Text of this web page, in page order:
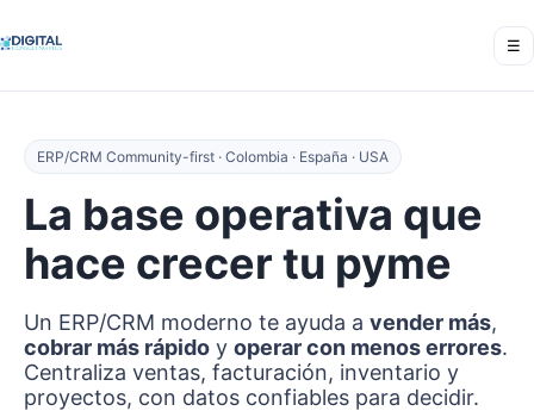
☰
ERP/CRM Community-first · Colombia · España · USA
La base operativa que
hace crecer tu pyme
Un ERP/CRM moderno te ayuda a vender más,
cobrar más rápido y operar con menos errores.
Centraliza ventas, facturación, inventario y
proyectos, con datos confiables para decidir.